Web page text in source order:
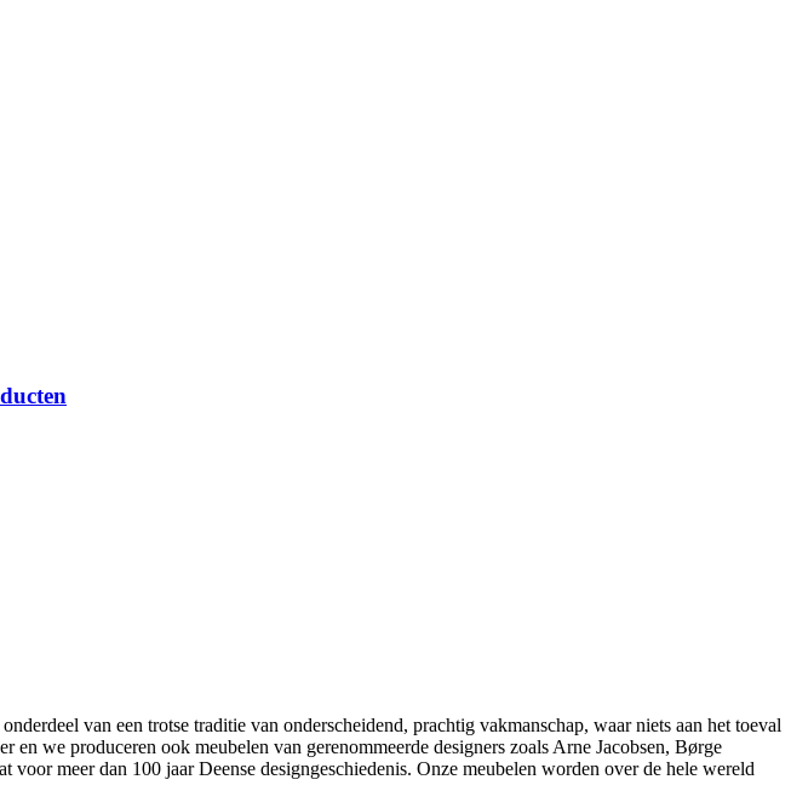
van een trotse traditie van onderscheidend, prachtig vakmanschap, waar niets aan het toeval
we produceren ook meubelen van gerenommeerde designers zoals Arne Jacobsen, Børge
meer dan 100 jaar Deense designgeschiedenis. Onze meubelen worden over de hele wereld